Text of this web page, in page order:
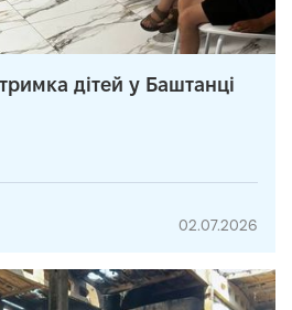
дітей у Баштанці
02.07.2026